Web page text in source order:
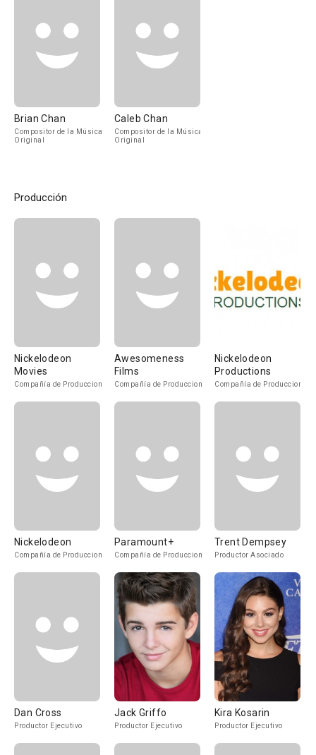
Brian Chan
Compositor de la Música
Original
Caleb Chan
Compositor de la Música
Original
Producción
Nickelodeon
Movies
Compañía de Produccion
Awesomeness
Films
Compañía de Produccion
Nickelodeon
Productions
Compañía de Produccion
Nickelodeon
Compañía de Produccion
Paramount+
Compañía de Produccion
Trent Dempsey
Productor Asociado
Dan Cross
Productor Ejecutivo
Jack Griffo
Productor Ejecutivo
Kira Kosarin
Productor Ejecutivo